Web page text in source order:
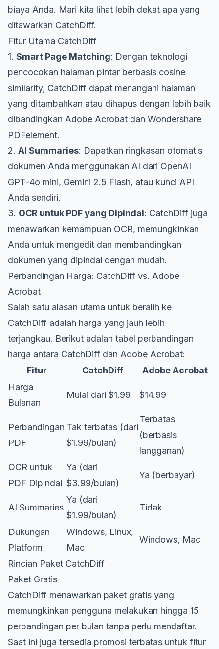
biaya Anda. Mari kita lihat lebih dekat apa yang
ditawarkan CatchDiff.
Fitur Utama CatchDiff
1. Smart Page Matching: Dengan teknologi
pencocokan halaman pintar berbasis cosine
similarity, CatchDiff dapat menangani halaman
yang ditambahkan atau dihapus dengan lebih baik
dibandingkan Adobe Acrobat dan Wondershare
PDFelement.
2. AI Summaries: Dapatkan ringkasan otomatis
dokumen Anda menggunakan AI dari OpenAI
GPT-4o mini, Gemini 2.5 Flash, atau kunci API
Anda sendiri.
3. OCR untuk PDF yang Dipindai: CatchDiff juga
menawarkan kemampuan OCR, memungkinkan
Anda untuk mengedit dan membandingkan
dokumen yang dipindai dengan mudah.
Perbandingan Harga: CatchDiff vs. Adobe
Acrobat
Salah satu alasan utama untuk beralih ke
CatchDiff adalah harga yang jauh lebih
terjangkau. Berikut adalah tabel perbandingan
harga antara CatchDiff dan Adobe Acrobat:
Fitur
CatchDiff
Adobe Acrobat
Harga
Bulanan
Mulai dari $1.99 $14.99
Perbandingan
PDF
Tak terbatas (dari
$1.99/bulan)
Terbatas
(berbasis
langganan)
OCR untuk
PDF Dipindai
Ya (dari
$3.99/bulan)
Ya (berbayar)
AI Summaries
Ya (dari
$1.99/bulan)
Tidak
Dukungan
Platform
Windows, Linux,
Mac
Windows, Mac
Rincian Paket CatchDiff
Paket Gratis
CatchDiff menawarkan paket gratis yang
memungkinkan pengguna melakukan hingga 15
perbandingan per bulan tanpa perlu mendaftar.
Saat ini juga tersedia promosi terbatas untuk fitur